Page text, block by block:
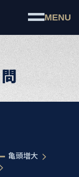
MENU
亀頭増大